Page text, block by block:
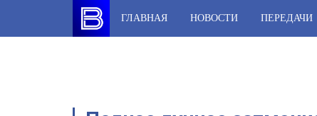
content
ГЛАВНАЯ НОВОСТИ ПЕРЕДАЧИ